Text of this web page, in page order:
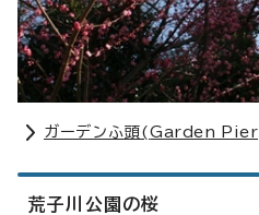
ガーデンふ頭(Garden Pier
荒子川公園の桜